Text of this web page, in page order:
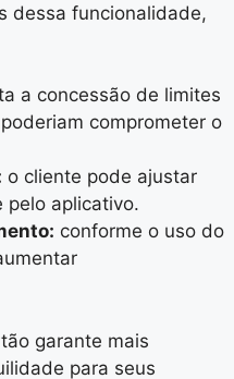
dessa funcionalidade,
a concessão de limites
comprometer o
o cliente pode ajustar
pelo aplicativo.
conforme o uso do
garante mais
para seus